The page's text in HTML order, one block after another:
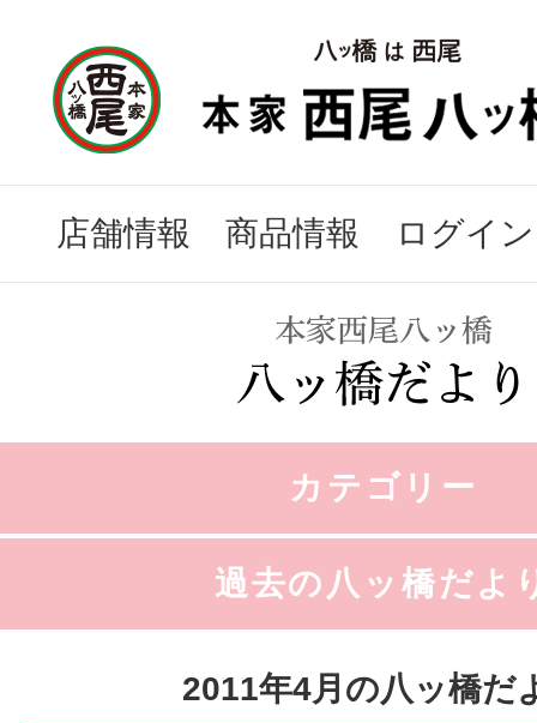
店舗情報 商品情報 ログイン
カテゴリー
過去の八ッ橋だよ
2011年4月の八ッ橋だ